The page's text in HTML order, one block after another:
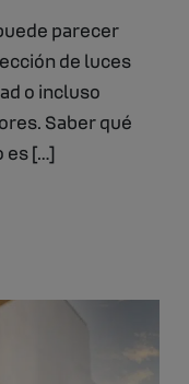
parecer
de luces
o incluso
Saber qué
es […]